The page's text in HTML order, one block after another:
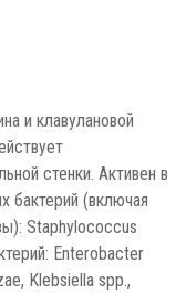
и клавулановой
стенки. Активен в
бактерий (включая
Staphylococcus
Enterobacter
Klebsiella spp.,